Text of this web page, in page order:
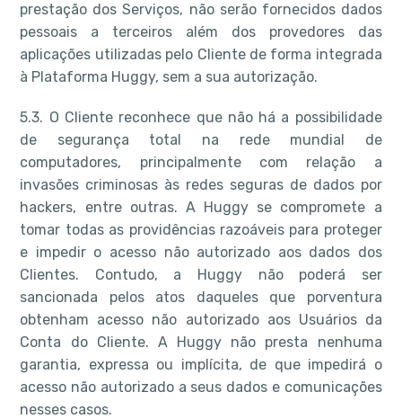
prestação dos Serviços, não serão fornecidos dados
pessoais a terceiros além dos provedores das
aplicações utilizadas pelo Cliente de forma integrada
à Plataforma Huggy, sem a sua autorização.
5.3. O Cliente reconhece que não há a possibilidade
de segurança total na rede mundial de
computadores, principalmente com relação a
invasões criminosas às redes seguras de dados por
hackers, entre outras. A Huggy se compromete a
tomar todas as providências razoáveis para proteger
e impedir o acesso não autorizado aos dados dos
Clientes. Contudo, a Huggy não poderá ser
sancionada pelos atos daqueles que porventura
obtenham acesso não autorizado aos Usuários da
Conta do Cliente. A Huggy não presta nenhuma
garantia, expressa ou implícita, de que impedirá o
acesso não autorizado a seus dados e comunicações
nesses casos.